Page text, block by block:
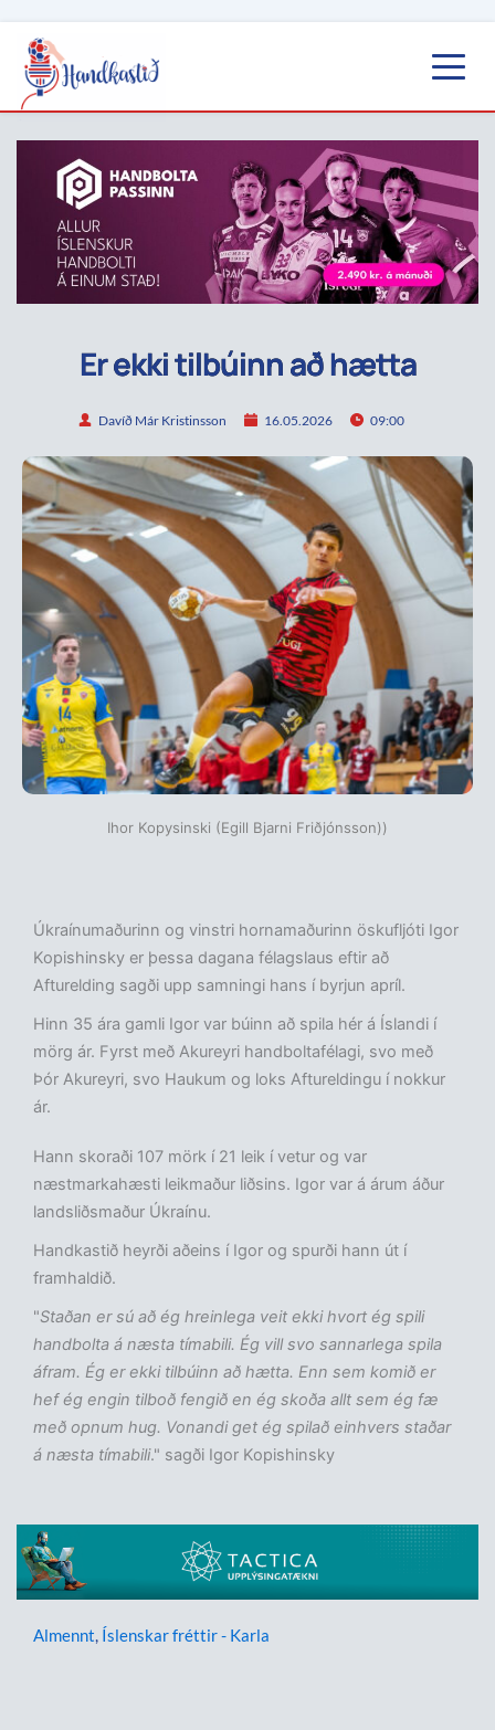
Er ekki tilbúinn að hætta
Davíð Már Kristinsson 16.05.2026 09:00
Ihor Kopysinski (Egill Bjarni Friðjónsson))
Úkraínumaðurinn og vinstri hornamaðurinn öskufljóti Igor
Kopishinsky er þessa dagana félagslaus eftir að
Afturelding sagði upp samningi hans í byrjun apríl.
Hinn 35 ára gamli Igor var búinn að spila hér á Íslandi í
mörg ár. Fyrst með Akureyri handboltafélagi, svo með
Þór Akureyri, svo Haukum og loks Aftureldingu í nokkur
ár.
Hann skoraði 107 mörk í 21 leik í vetur og var
næstmarkahæsti leikmaður liðsins. Igor var á árum áður
landsliðsmaður Úkraínu.
Handkastið heyrði aðeins í Igor og spurði hann út í
framhaldið.
"Staðan er sú að ég hreinlega veit ekki hvort ég spili
handbolta á næsta tímabili. Ég vill svo sannarlega spila
áfram. Ég er ekki tilbúinn að hætta. Enn sem komið er
hef ég engin tilboð fengið en ég skoða allt sem ég fæ
með opnum hug. Vonandi get ég spilað einhvers staðar
á næsta tímabili." sagði Igor Kopishinsky
Almennt, Íslenskar fréttir - Karla